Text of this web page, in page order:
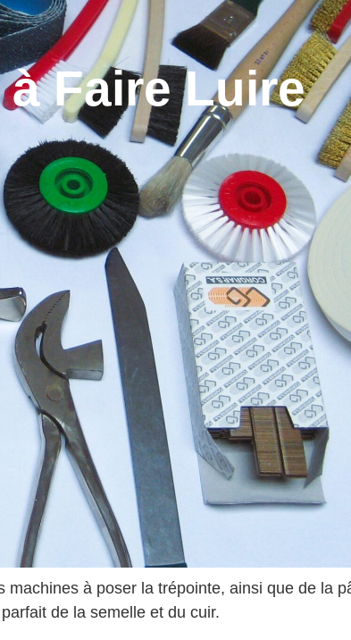
Faire Luire
à poser la trépointe, ainsi que de la
de la semelle et du cuir.